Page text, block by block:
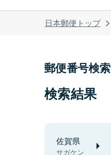
日本郵便トップ
郵便番号検索
検索結果
佐賀県
サガケン